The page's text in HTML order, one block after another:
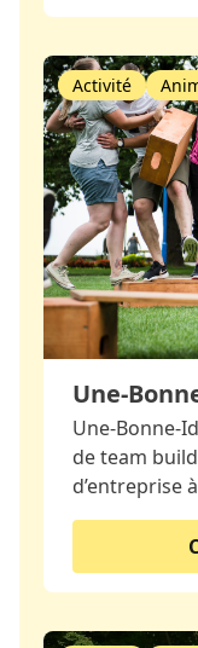
Une-
Activité
Une-Bonne-
de team
d’entreprise